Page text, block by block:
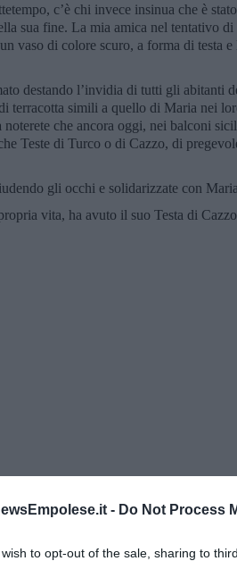
- Do Not Process
to opt-out of the sale, sharing to
c’è chi invece insinua che è
sua fine. La mia amica nel tentativo di
vaso di colore scuro, a forma di testa
destando l’invidia di tutti gli abitanti
terracotta simili a quello di Maria nei
noterete che ancora oggi, nei balconi
Teste di Turco o di Cazzo, di
gli occhi e solidarizzate con
vita, ha avuto il suo Testa di
di Malena ...
coronavirus